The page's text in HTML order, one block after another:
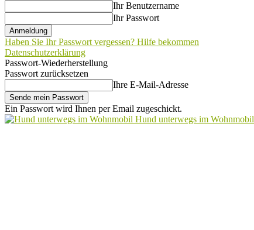
Ihr Benutzername
Ihr Passwort
Haben Sie Ihr Passwort vergessen? Hilfe bekommen
Datenschutzerklärung
Passwort-Wiederherstellung
Passwort zurücksetzen
Ihre E-Mail-Adresse
Ein Passwort wird Ihnen per Email zugeschickt.
Hund unterwegs im Wohnmobil